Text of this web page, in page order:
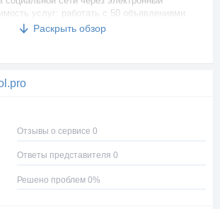
услуг: работать с 50 объявлениями
в месяц, доступ к статистике и
или оплатить услуги сервиса можно с
программы. Вебмастеру начисляется
WebMoney.
Раскрыть обзор
Отзывы о сервисе 0
Ответы представителя 0
Решено проблем 0%